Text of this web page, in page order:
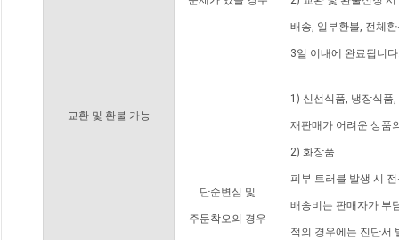
교환 및 환불 가능
배송, 일부환불, 전체
3일 이내에 완료됩니
단순변심 및
주문착오의 경우
1) 신선식품, 냉장식품
재판매가 어려운 상품
2) 화장품
피부 트러블 발생 시
배송비는 판매자가 부
적의 경우에는 진단서